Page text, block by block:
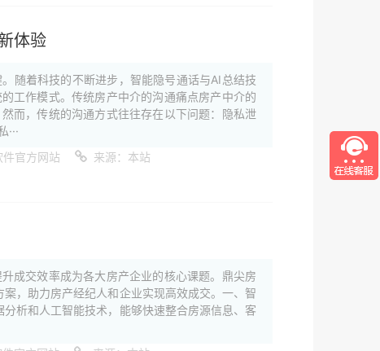
体验
随着科技的不断进步，智能隐号通话与AI总结技
工作模式。传统房产中介的沟通痛点房产中介的
而，传统的沟通方式往往存在以下问题：隐私泄
官方网站
来源：本站
成交效率成为各大房产企业的核心课题。鼎尖房
，助力房产经纪人和企业实现高效成交。一、智
析和人工智能技术，能够快速整合房源信息、客